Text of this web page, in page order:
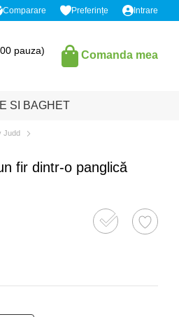
Comparare Preferințe Intrare
pauza)
Comanda mea
SI BAGHET
Judd
fir dintr-o panglică